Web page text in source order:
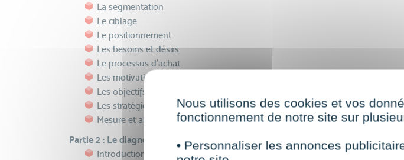
La segmentation
Le ciblage
Le positionnement
Les besoins et désirs
Le processus d’achat
Les motivations et freins
Les objectifs SMART
Les stratégies marketing
Mesure et analyse des résultats
Partie 2 : Le diagnostic marketing de l'entreprise
Introduction au diagnostic externe et interne
Nous utilisons des cookies et vos
fonctionnement de notre site sur
• Personnaliser les annonces